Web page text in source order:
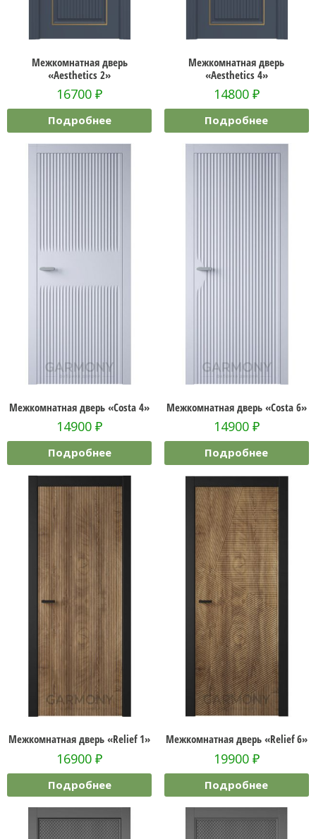
Межкомнатная дверь
«Aesthetics 2»
16700₽
Подробнее
Межкомнатная дверь
«Aesthetics 4»
14800 ₽
Подробнее
Межкомнатная дверь «Costa 4»
14900₽
Подробнее
Межкомнатная дверь «Costa 6»
14900 ₽
Подробнее
Межкомнатная дверь «Relief 1»
16900₽
Подробнее
Межкомнатная дверь «Relief 6»
19900 ₽
Подробнее